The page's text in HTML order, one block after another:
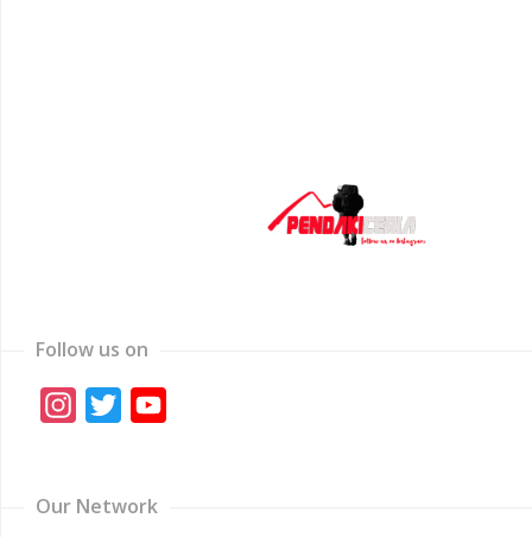
Follow us on
Instagram
Twitter
Our Network